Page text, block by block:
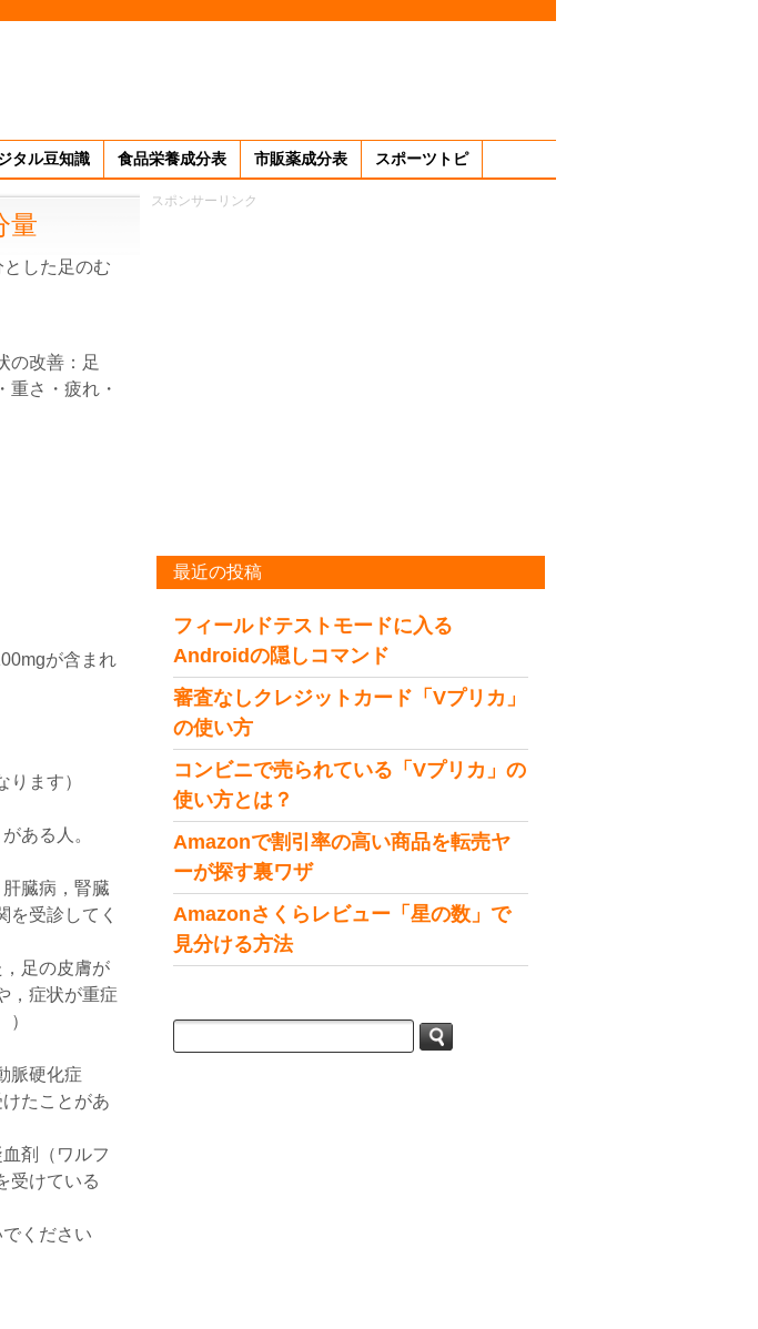
タル豆知識 食品栄養成分表 市販薬成分表 スポーツトピ
量
した足のむ
の改善：足
重さ・疲れ・
が含まれ
ます）
ある人。
臓病，腎臓
を受診してく
足の皮膚が
，症状が重症
脈硬化症
たことがあ
剤（ワルフ
受けている
ください
スポンサーリンク
最近の投稿
フィールドテストモードに入る
Androidの隠しコマンド
審査なしクレジットカード「Vプリカ」
の使い方
コンビニで売られている「Vプリカ」の
使い方とは？
Amazonで割引率の高い商品を転売ヤ
ーが探す裏ワザ
Amazonさくらレビュー「星の数」で
見分ける方法